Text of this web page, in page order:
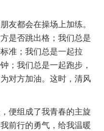
都会在操场上加练。
是否跳出格；我们总是
准；我们总是一起拉
；我们总是一起跑步，
对方加油。这时，清风
组成了我青春的主旋
前行的勇气，给我温暖